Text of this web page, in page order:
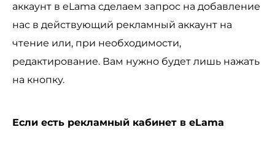
аккаунт в eLama сделаем запрос на добавление
нас в действующий рекламный аккаунт на
чтение или, при необходимости,
редактирование. Вам нужно будет лишь нажать
на кнопку.
Если есть рекламный кабинет в eLama